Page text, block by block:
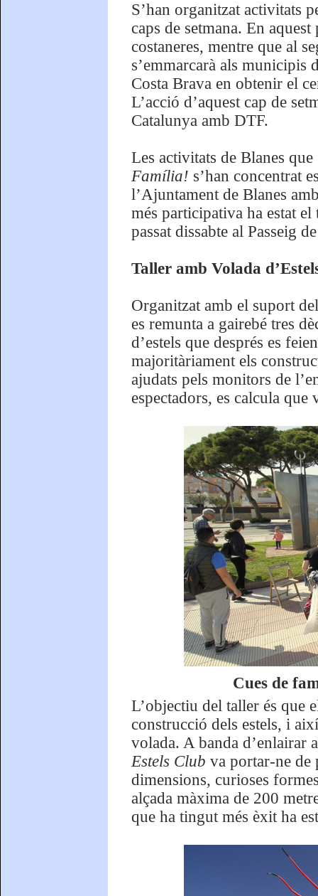
S’han organitzat activitats
caps de setmana. En
costaneres, mentre que al
s’emmarcarà als municipis
Costa Brava en obtenir el
L’acció d’aquest cap de
Catalunya amb DTF.
Les activitats de Blanes
Família! s’han concentrat
l’Ajuntament de Blanes
més participativa ha estat el
passat dissabte al Passeig
Taller amb Volada
Organitzat amb el suport
es remunta a gairebé tres
d’estels que després es
majoritàriament els
ajudats pels monitors de
espectadors, es calcula
Cues de
L’objectiu del taller és que
construcció dels estels, i
volada. A banda d’enlairar
Estels Club va portar-ne de
dimensions, curioses
alçada màxima de 200
que ha tingut més èxit ha